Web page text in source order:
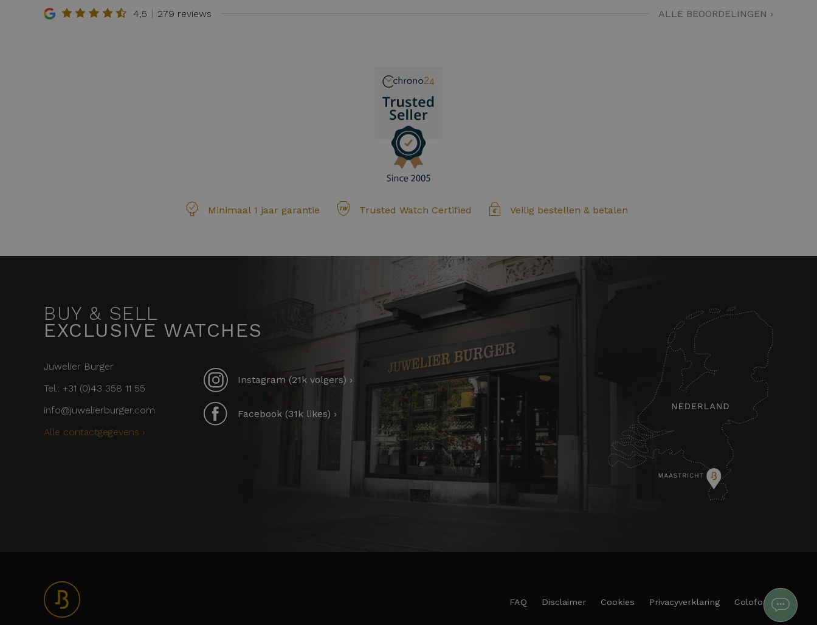
4,5 279 reviews ALLE BEOORDELINGEN ›
Minimaal 1 jaar garantie Trusted Watch Certified Veilig bestellen & betalen
BUY & SELL
EXCLUSIVE WATCHES
Juwelier Burger
Tel.: +31 (0)43 358 11 55
info@juwelierburger.com
Alle contactgegevens ›
Instagram (21k volgers) ›
Facebook (31k likes) ›
FAQ Disclaimer Cookies Privacyverklaring Colofon